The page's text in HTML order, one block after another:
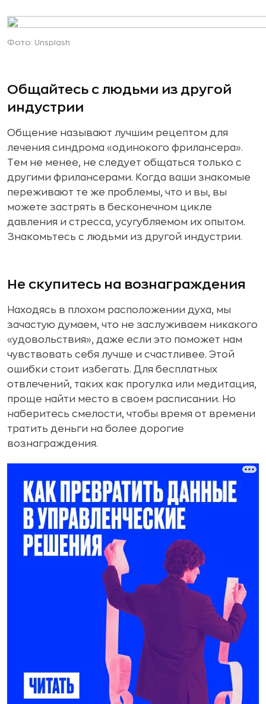
Фото: Unsplash
Общайтесь с людьми из другой
индустрии
Общение называют лучшим рецептом для
лечения синдрома «одинокого фрилансера».
Тем не менее, не следует общаться только с
другими фрилансерами. Когда ваши знакомые
переживают те же проблемы, что и вы, вы
можете застрять в бесконечном цикле
давления и стресса, усугубляемом их опытом.
Знакомьтесь с людьми из другой индустрии.
Не скупитесь на вознаграждения
Находясь в плохом расположении духа, мы
зачастую думаем, что не заслуживаем никакого
«удовольствия», даже если это поможет нам
чувствовать себя лучше и счастливее. Этой
ошибки стоит избегать. Для бесплатных
отвлечений, таких как прогулка или медитация,
проще найти место в своем расписании. Но
наберитесь смелости, чтобы время от времени
тратить деньги на более дорогие
вознаграждения.